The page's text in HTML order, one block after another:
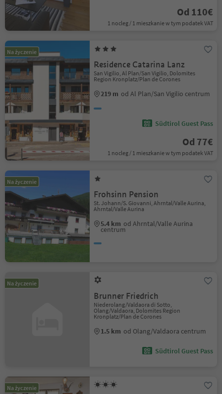
Od 110€
1 nocleg / 1 mieszkanie w tym podatek VAT
Na życzenie
Residence Catarina Lanz
San Vigilio, Al Plan/San Vigilio, Dolomites
Region Kronplatz/Plan de Corones
219 m od Al Plan/San Vigilio centrum
Südtirol Guest Pass
Od 77€
1 nocleg / 1 mieszkanie w tym podatek VAT
Na życzenie
Frohsinn Pension
St. Johann/S. Giovanni, Ahrntal/Valle Aurina,
Ahrntal/Valle Aurina
5.4 km od Ahrntal/Valle Aurina
centrum
Na życzenie
Brunner Friedrich
Niederolang/Valdaora di Sotto,
Olang/Valdaora, Dolomites Region
Kronplatz/Plan de Corones
1.5 km od Olang/Valdaora centrum
Südtirol Guest Pass
Na życzenie